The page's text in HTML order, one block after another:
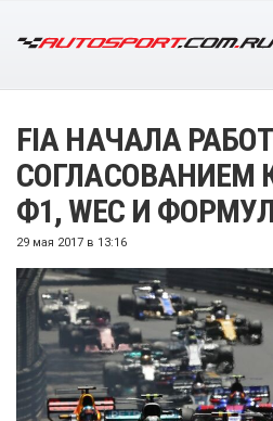
FIA НАЧАЛА
СОГЛАСОВАНИЕМ
Ф1, WEC И
29 мая 2017 в 13:16